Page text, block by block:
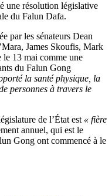
une résolution législative
du Falun Dafa.
par les sénateurs Dean
James Skoufis, Mark
le 13 mai comme une
du Falun Gong
la santé physique, la
personnes à travers le
de l’État est « fière
annuel, qui est le
Gong ont commencé à le